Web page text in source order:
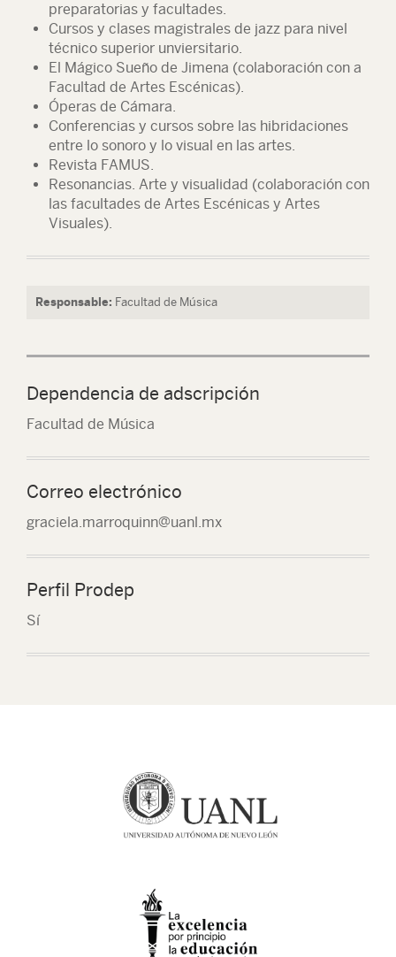
preparatorias y facultades.
Cursos y clases magistrales de jazz para nivel
técnico superior unviersitario.
El Mágico Sueño de Jimena (colaboración con a
Facultad de Artes Escénicas).
Óperas de Cámara.
Conferencias y cursos sobre las hibridaciones
entre lo sonoro y lo visual en las artes.
Revista FAMUS.
Resonancias. Arte y visualidad (colaboración con
las facultades de Artes Escénicas y Artes
Visuales).
Responsable: Facultad de Música
Dependencia de adscripción
Facultad de Música
Correo electrónico
graciela.marroquinn@uanl.mx
Perfil Prodep
Sí